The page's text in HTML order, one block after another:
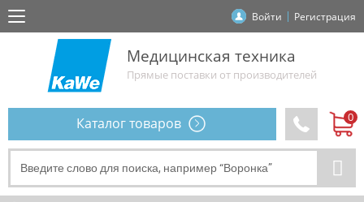
Войти Регистрация
Медицинская техника
Прямые поставки от производителей
Каталог товаров